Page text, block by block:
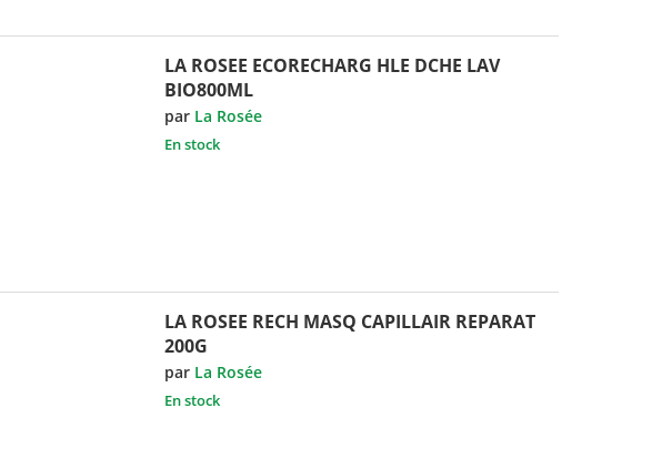
LA ROSEE ECORECHARG HLE DCHE LAV
BIO800ML
par La Rosée
En stock
LA ROSEE RECH MASQ CAPILLAIR REPARAT
200G
par La Rosée
En stock